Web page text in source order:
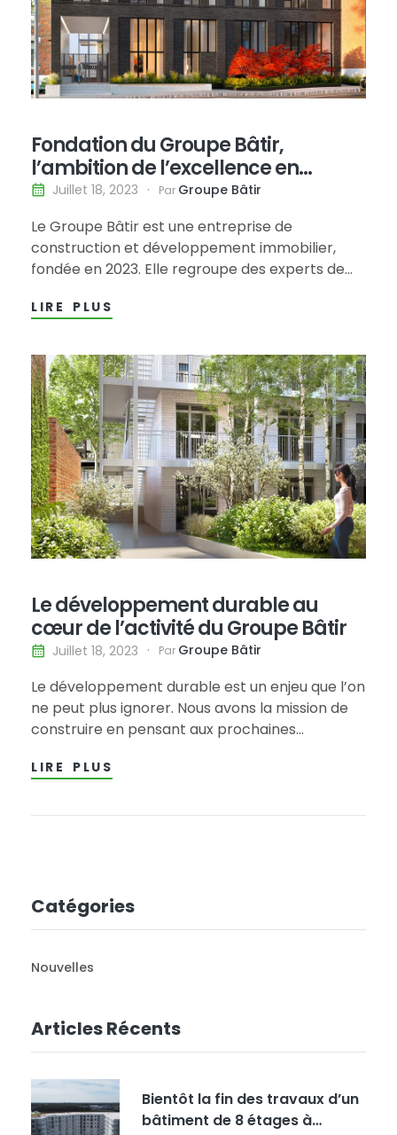
Fondation du Groupe Bâtir,
l’ambition de l’excellence en
immobilier
Juillet 18, 2023 Par Groupe Bâtir
Le Groupe Bâtir est une entreprise de
construction et développement immobilier,
fondée en 2023. Elle regroupe des experts de
spécialise dans les projets multirésidentiels et
référence au Québec par la qualité de ses
projets et le savoir-faire de son…
LIRE PLUS
Le développement durable au
cœur de l’activité du Groupe Bâtir
Juillet 18, 2023 Par Groupe Bâtir
Le développement durable est un enjeu que l’on
ne peut plus ignorer. Nous avons la mission de
construire en pensant aux prochaines
empreinte écologique. Le Groupe Bâtir est
répondre de façon appropriée. Le bâtiment
LIRE PLUS
Catégories
Nouvelles
Articles Récents
Bientôt la fin des travaux d’un
bâtiment de 8 étages à